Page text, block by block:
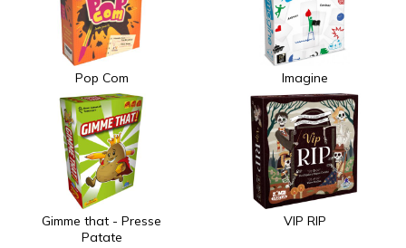
Pop Com Imagine
Gimme that - Presse
Patate
VIP RIP